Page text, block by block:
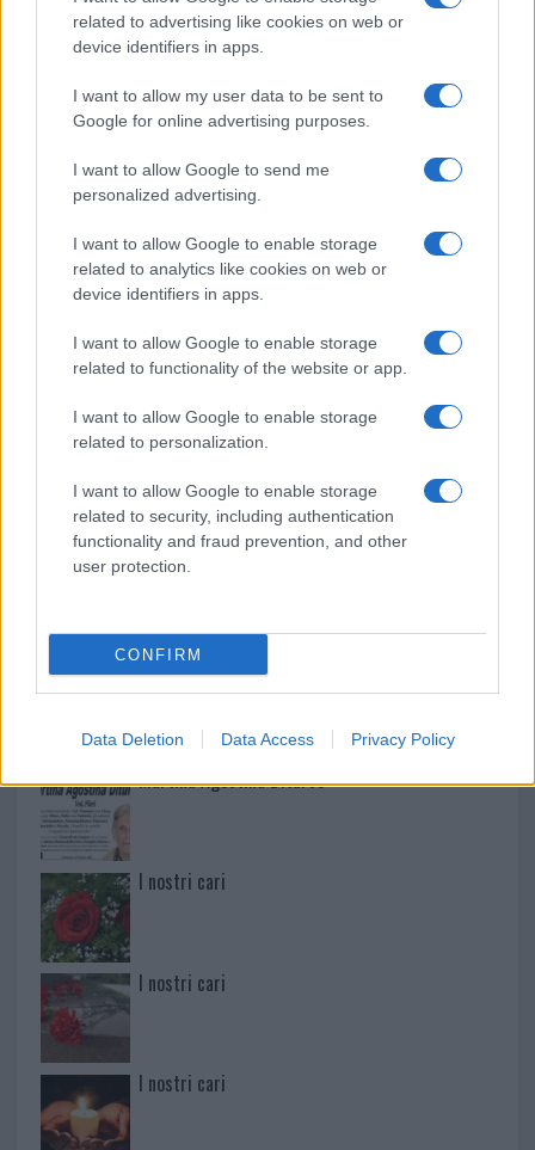
related to advertising like cookies on web or
device identifiers in apps.
I want to allow my user data to be sent to
Google for online advertising purposes.
I want to allow Google to send me
personalized advertising.
I want to allow Google to enable storage
related to analytics like cookies on web or
device identifiers in apps.
I want to allow Google to enable storage
related to functionality of the website or app.
I want to allow Google to enable storage
related to personalization.
I want to allow Google to enable storage
related to security, including authentication
functionality and fraud prevention, and other
user protection.
CONFIRM
Data Deletion Data Access Privacy Policy
nell’estate 2026
Controlli all’aeroporto di Olbia, sequestrati
caviale e sabbia rubata
NECROLOGIE
Mario Malu
Paolo Pinna
Martina Agostina Diturco
I nostri cari
I nostri cari
I nostri cari